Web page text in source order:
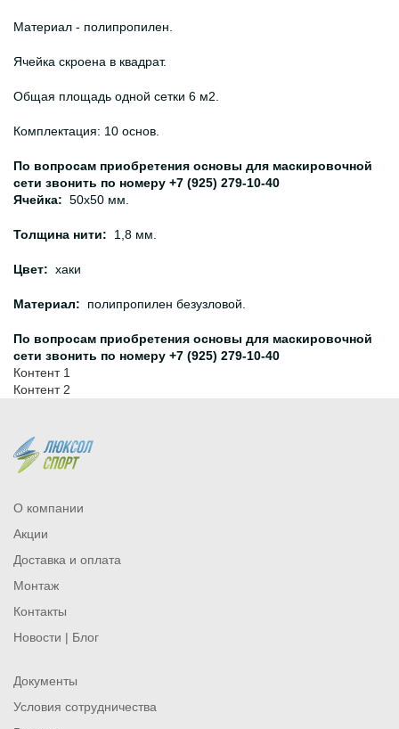
Материал - полипропилен.
Ячейка скроена в квадрат.
Общая площадь одной сетки 6 м2.
Комплектация: 10 основ.
По вопросам приобретения основы для маскировочной
сети звонить по номеру +7 (925) 279-10-40
Ячейка: 50х50 мм.
Толщина нити: 1,8 мм.
Цвет: хаки
Материал: полипропилен безузловой.
По вопросам приобретения основы для маскировочной
сети звонить по номеру +7 (925) 279-10-40
Контент 1
Контент 2
О компании
Акции
Доставка и оплата
Монтаж
Контакты
Новости | Блог
Документы
Условия сотрудничества